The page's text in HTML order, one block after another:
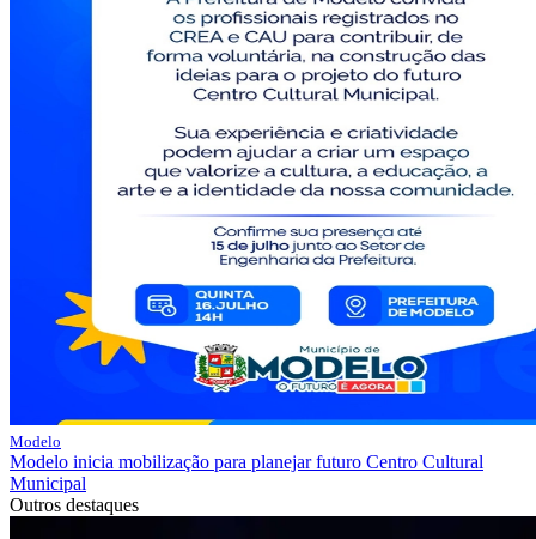
Modelo
Modelo inicia mobilização para planejar futuro Centro Cultural
Municipal
Outros destaques